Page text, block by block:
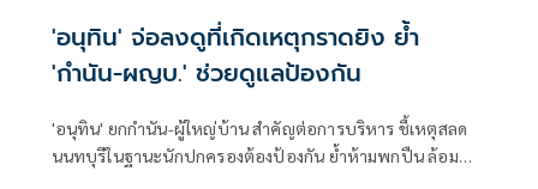
'อนุทิน' จ่อลงดูที่เกิดเหตุกราดยิง ย้ำ
'กำนัน-ผญบ.' ช่วยดูแลป้องกัน
'อนุทิน' ยกกำนัน-ผู้ใหญ่บ้าน สำคัญต่อการบริหาร ชี้เหตุสลด
นนทบุรีในฐานะนักปกครองต้องป้องกัน ย้ำห้ามพกปืน ล้อม